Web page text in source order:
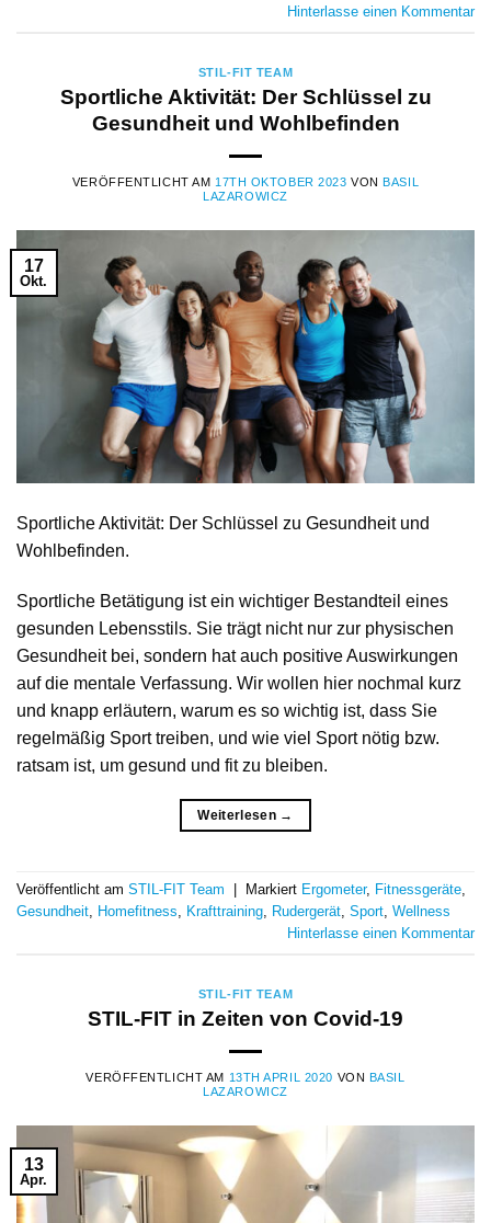
Hinterlasse einen Kommentar
STIL-FIT TEAM
Sportliche Aktivität: Der Schlüssel zu
Gesundheit und Wohlbefinden
VERÖFFENTLICHT AM 17TH OKTOBER 2023 VON BASIL
LAZAROWICZ
17
Okt.
Sportliche Aktivität: Der Schlüssel zu Gesundheit und
Wohlbefinden.
Sportliche Betätigung ist ein wichtiger Bestandteil eines
gesunden Lebensstils. Sie trägt nicht nur zur physischen
Gesundheit bei, sondern hat auch positive Auswirkungen
auf die mentale Verfassung. Wir wollen hier nochmal kurz
und knapp erläutern, warum es so wichtig ist, dass Sie
regelmäßig Sport treiben, und wie viel Sport nötig bzw.
ratsam ist, um gesund und fit zu bleiben.
Weiterlesen →
Veröffentlicht am STIL-FIT Team Markiert Ergometer, Fitnessgeräte
Gesundheit
Homefitness Krafttraining Rudergerät Sport Wellness
Hinterlasse einen Kommentar
STIL-FIT TEAM
STIL-FIT in Zeiten von Covid-19
VERÖFFENTLICHT AM 13TH APRIL 2020 VON
BASIL
LAZAROWICZ
13
Apr.